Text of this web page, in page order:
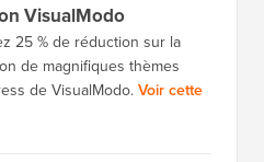
VisualModo
25 % de réduction sur la
de magnifiques thèmes
de VisualModo.Voir cette